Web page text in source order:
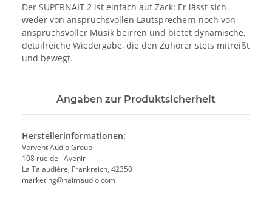
Der SUPERNAIT 2 ist einfach auf Zack: Er lässt sich
weder von anspruchsvollen Lautsprechern noch von
anspruchsvoller Musik beirren und bietet dynamische,
detailreiche Wiedergabe, die den Zuhörer stets mitreißt
und bewegt.
Angaben zur Produktsicherheit
Herstellerinformationen:
Vervent Audio Group
108 rue de l'Avenir
La Talaudière, Frankreich, 42350
marketing@naimaudio.com